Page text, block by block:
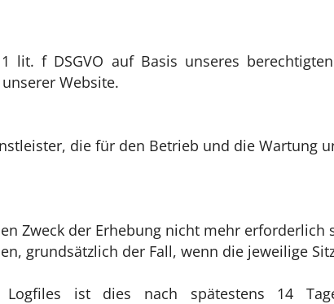
lit. f DSGVO auf Basis unseres
Website.
die für den Betrieb und die Wartung
Zweck der Erhebung nicht mehr erforderlich
grundsätzlich der Fall, wenn die jeweilige
ist dies nach spätestens 14